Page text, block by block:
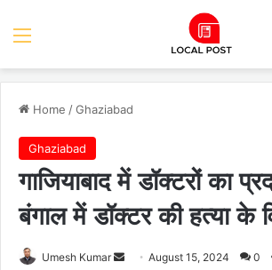
Menu
Home /Ghaziabad
Ghaziabad
गाजियाबाद में डॉक्टरों का
बंगाल में डॉक्टर की हत्या के
Umesh Kumar
SendAugust 15, 2024 0